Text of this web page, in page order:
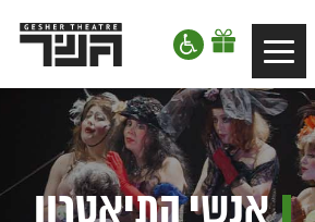
דלג לסרגל הניווט
דלג לתוכן
Toggle
navigation
תיאטרון
גשר,
בתל
אביב
אנשי התיאטרון